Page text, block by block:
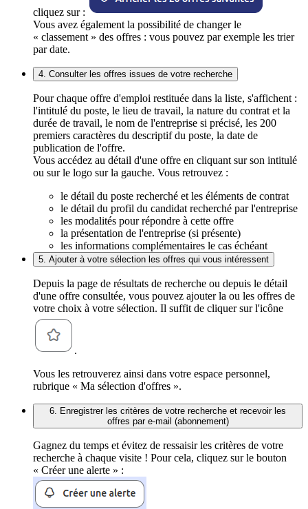
cliquez sur :
Vous avez également la possibilité de changer le
« classement » des offres : vous pouvez par exemple les trier
par date.
4. Consulter les offres issues de votre recherche
Pour chaque offre d'emploi restituée dans la liste, s'affichent :
l'intitulé du poste, le lieu de travail, la nature du contrat et la
durée de travail, le nom de l'entreprise si précisé, les 200
premiers caractères du descriptif du poste, la date de
publication de l'offre.
Vous accédez au détail d'une offre en cliquant sur son intitulé
ou sur le logo sur la gauche. Vous retrouvez :
le détail du poste recherché et les éléments de contrat
le détail du profil du candidat recherché par l'entreprise
les modalités pour répondre à cette offre
la présentation de l'entreprise (si présente)
les informations complémentaires le cas échéant
5. Ajouter à votre sélection les offres qui vous intéressent
Depuis la page de résultats de recherche ou depuis le détail
d'une offre consultée, vous pouvez ajouter la ou les offres de
votre choix à votre sélection. Il suffit de cliquer sur l'icône
.
Vous les retrouverez ainsi dans votre espace personnel,
rubrique « Ma sélection d'offres ».
6. Enregistrer les critères de votre recherche et recevoir les
offres par e-mail (abonnement)
Gagnez du temps et évitez de ressaisir les critères de votre
recherche à chaque visite ! Pour cela, cliquez sur le bouton
« Créer une alerte » :